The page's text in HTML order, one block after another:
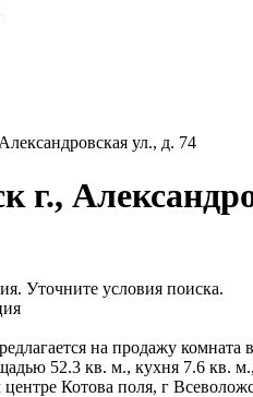
ул., д. 74
г.,
Уточните условия поиска.
на продажу комната
52.3 кв. м., кухня 7.6 кв.
Котова поля, г